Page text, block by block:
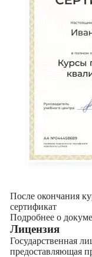
После окончания
сертификат
Подробнее о
Лицензия
Государственная
предоставляющая